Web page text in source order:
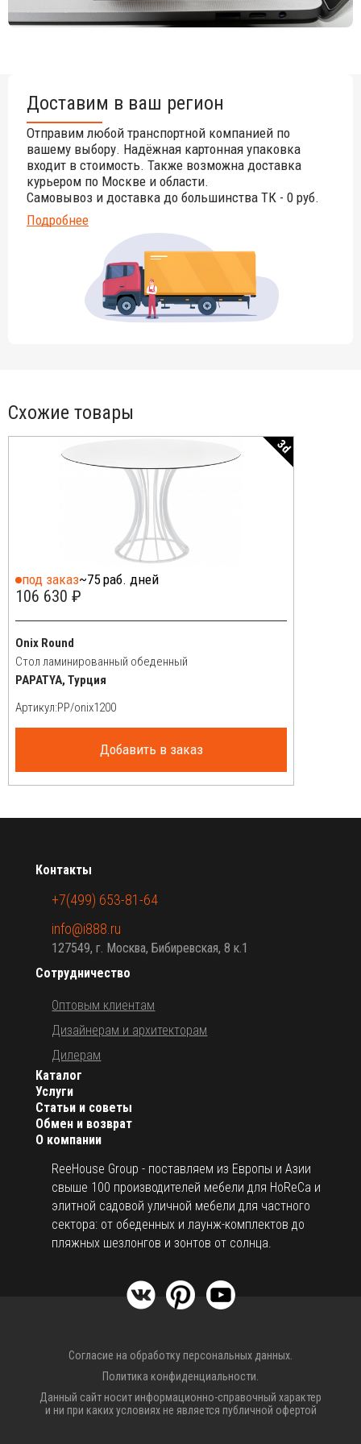
Доставим в ваш регион
Отправим любой транспортной компанией по
вашему выбору. Надёжная картонная упаковка
входит в стоимость. Также возможна доставка
курьером по Москве и области.
Самовывоз и доставка до большинства ТК - 0 руб.
Подробнее
Схожие товары
3d
под заказ~75 раб. дней
106 630 ₽
Onix Round
Стол ламинированный обеденный
PAPATYA, Турция
Артикул:
Добавить в заказ
О компании
ReeHouse Group - поставляем из Европы и Азии
свыше 100 производителей мебели для HoReCa и
элитной садовой уличной мебели для частного
сектора: от обеденных и лаунж-комплектов до
пляжных шезлонгов и зонтов от солнца.
Каталог
Услуги
Статьи и советы
Обмен и возврат
Сотрудничество
Оптовым клиентам
Дизайнерам и архитекторам
Дилерам
Контакты
+7(499) 653-81-64
info@i888.ru
127549, г. Москва, Бибиревская, 8 к.1
Согласие на обработку персональных данных.
Политика конфиденциальности.
Данный сайт носит информационно-справочный характер
и ни при каких условиях не является публичной офертой